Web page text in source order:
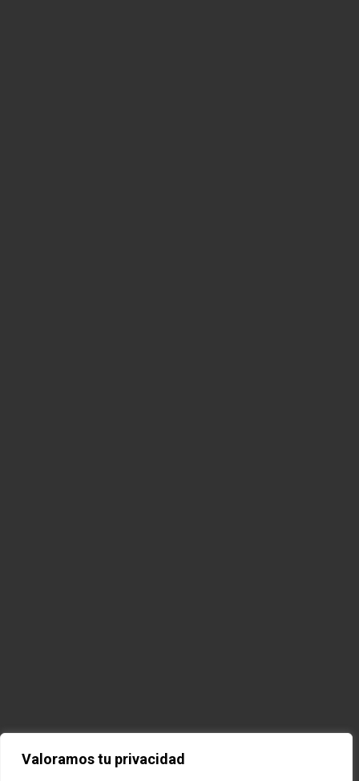
Valoramos tu privacidad